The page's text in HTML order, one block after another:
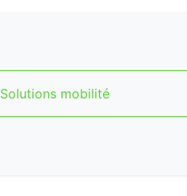
Solutions mobilité